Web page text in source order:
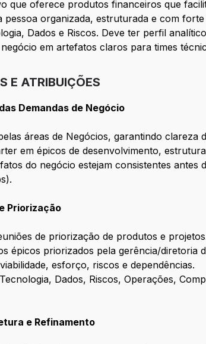
que oferece produtos financeiros que
pessoa organizada, estruturada e com
Dados e Riscos. Deve ter perfil
em artefatos claros para times
E ATRIBUIÇÕES
Demandas de Negócio
áreas de Negócios, garantindo clareza
em épicos de desenvolvimento,
do negócio estejam consistentes
Priorização
de priorização de produtos e
épicos priorizados pela gerência/diretoria
esforço, riscos e dependências.
Dados, Riscos, Operações,
e Refinamento